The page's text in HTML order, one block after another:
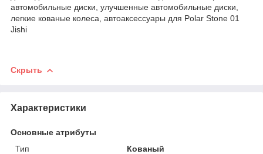
автомобильные диски, улучшенные автомобильные диски,
легкие кованые колеса, автоаксессуары для Polar Stone 01
Jishi
Скрыть
Характеристики
Основные атрибуты
Тип
Кованый